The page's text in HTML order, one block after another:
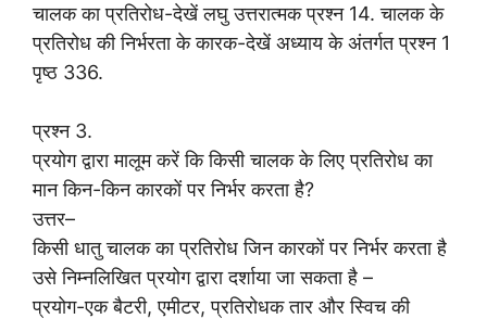
चालक का प्रतिरोध-देखें लघु उत्तरात्मक प्रश्न 14. चालक के
प्रतिरोध की निर्भरता के कारक-देखें अध्याय के अंतर्गत प्रश्न 1
पृष्ठ 336.
प्रश्न 3.
प्रयोग द्वारा मालूम करें कि किसी चालक के लिए प्रतिरोध का
मान किन-किन कारकों पर निर्भर करता है?
उत्तर–
किसी धातु चालक का प्रतिरोध जिन कारकों पर निर्भर करता है
उसे निम्नलिखित प्रयोग द्वारा दर्शाया जा सकता है –
प्रयोग-एक बैटरी, एमीटर, प्रतिरोधक तार और स्विच की